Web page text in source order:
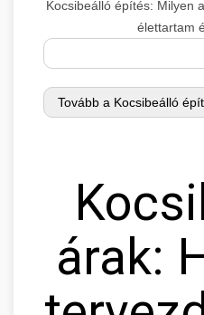
Kocsibeálló építés: Milyen
élettartam
árak: